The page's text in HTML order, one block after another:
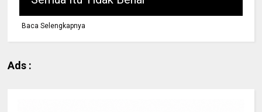
Baca Selengkapnya
Ads :